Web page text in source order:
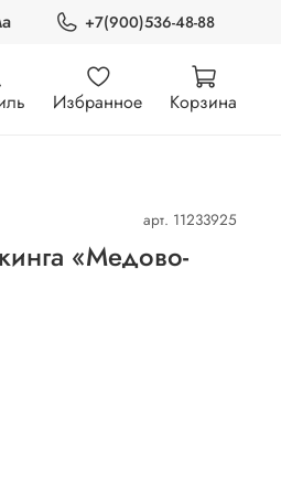
+7(900)536-48-88
Избранное Корзина
арт. 11233925
«Медово-